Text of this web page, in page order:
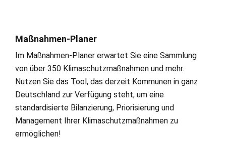
Maßnahmen-Planer
Im Maßnahmen-Planer erwartet Sie eine Sammlung
von über 350 Klimaschutzmaßnahmen und mehr.
Nutzen Sie das Tool, das derzeit Kommunen in ganz
Deutschland zur Verfügung steht, um eine
standardisierte Bilanzierung, Priorisierung und
Management Ihrer Klimaschutzmaßnahmen zu
ermöglichen!